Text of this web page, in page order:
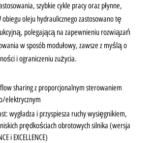
szybkie cykle pracy oraz płynne,
obiegu oleju hydraulicznego zastosowano tę
polegającą na zapewnieniu rozwiązań
w sposób modułowy, zawsze z myślą o
i ograniczeniu zużycia.
flow sharing z proporcjonalnym sterowaniem
elektrycznym
wygładza i przyspiesza ruchy wysięgnikiem,
prędkościach obrotowych silnika (wersja
i EXCELLENCE)